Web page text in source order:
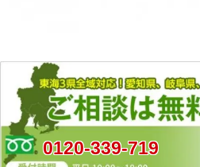
0120-339-719